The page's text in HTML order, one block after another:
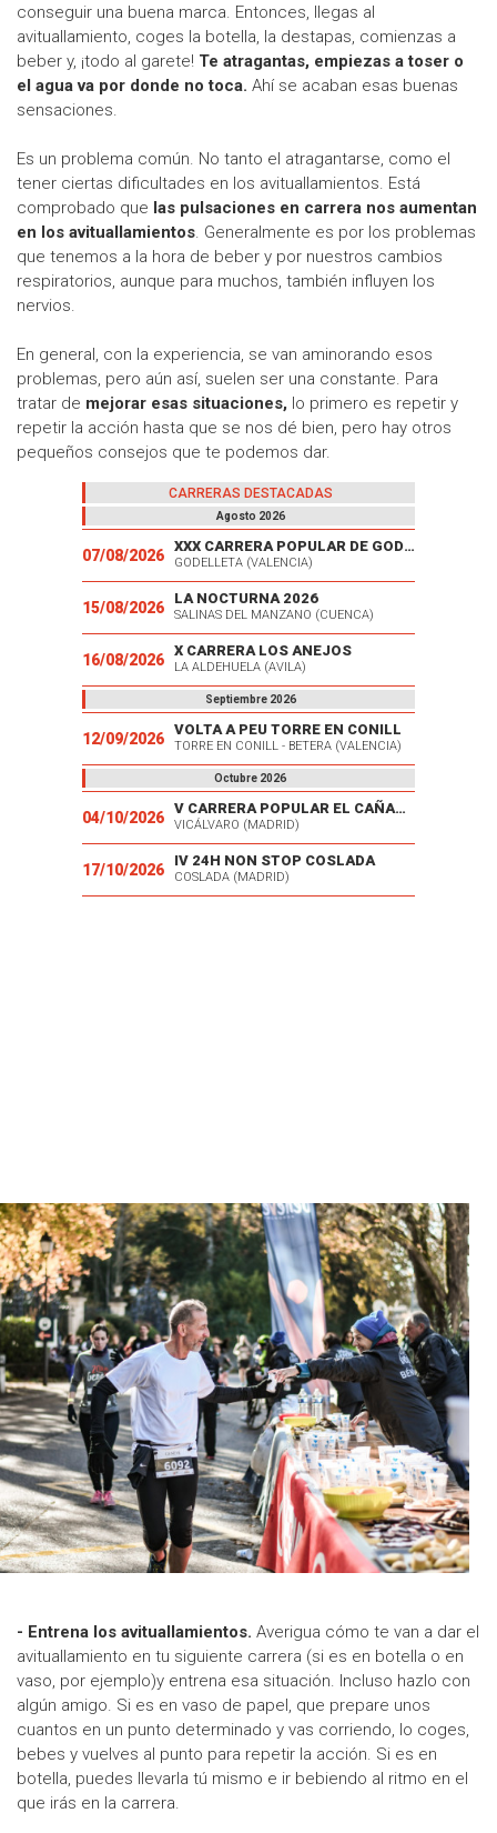
conseguir una buena marca. Entonces, llegas al
avituallamiento, coges la botella, la destapas, comienzas a
beber y, ¡todo al garete! Te atragantas, empiezas a toser o
el agua va por donde no toca. Ahí se acaban esas buenas
sensaciones.
Es un problema común. No tanto el atragantarse, como el
tener ciertas dificultades en los avituallamientos. Está
comprobado que las pulsaciones en carrera nos aumentan
en los avituallamientos. Generalmente es por los problemas
que tenemos a la hora de beber y por nuestros cambios
respiratorios, aunque para muchos, también influyen los
nervios.
En general, con la experiencia, se van aminorando esos
problemas, pero aún así, suelen ser una constante. Para
tratar de mejorar esas situaciones, lo primero es repetir y
repetir la acción hasta que se nos dé bien, pero hay otros
pequeños consejos que te podemos dar.
CARRERAS DESTACADAS
Agosto 2026
07/08/2026
XXX CARRERA POPULAR DE GODELLETA
GODELLETA (VALENCIA)
15/08/2026
LA NOCTURNA 2026
SALINAS DEL MANZANO (CUENCA)
16/08/2026
X CARRERA LOS ANEJOS
LA ALDEHUELA (AVILA)
Septiembre 2026
12/09/2026
VOLTA A PEU TORRE EN CONILL
TORRE EN CONILL - BETERA (VALENCIA)
Octubre 2026
04/10/2026
V CARRERA POPULAR EL CAÑAVERAL
VICÁLVARO (MADRID)
17/10/2026
IV 24H NON STOP COSLADA
COSLADA (MADRID)
- Entrena los avituallamientos. Averigua cómo te van a dar el
avituallamiento en tu siguiente carrera (si es en botella o en
vaso, por ejemplo)y entrena esa situación. Incluso hazlo con
algún amigo. Si es en vaso de papel, que prepare unos
cuantos en un punto determinado y vas corriendo, lo coges,
bebes y vuelves al punto para repetir la acción. Si es en
botella, puedes llevarla tú mismo e ir bebiendo al ritmo en el
que irás en la carrera.